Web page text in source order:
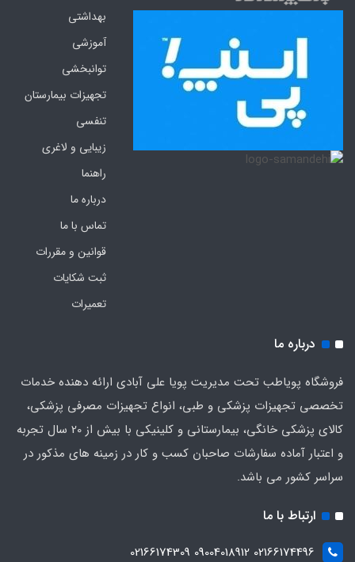
بهداشتی
آموزشی
توانبخشی
تجهیزات بیمارستان
تنفسی
زیبایی و لاغری
راهنما
درباره ما
تماس با ما
قوانین و مقررات
ثبت شکایات
تعمیرات
درباره ما
فروشگاه پویاطب تحت مدیریت پویا علی آبادی ارائه دهنده خدمات
تخصصی تجهیزات پزشکی و طبی، انواع تجهیزات مصرفی پزشکی،
کالای پزشکی خانگی، بیمارستانی و کلینیکی با بیش از 20 سال تجربه
و اعتبار آماده سفارشات صاحبان کسب و کار در زمینه های مذکور در
سراسر کشور می باشد.
ارتباط با ما
02166174496 09004018912 02166174309